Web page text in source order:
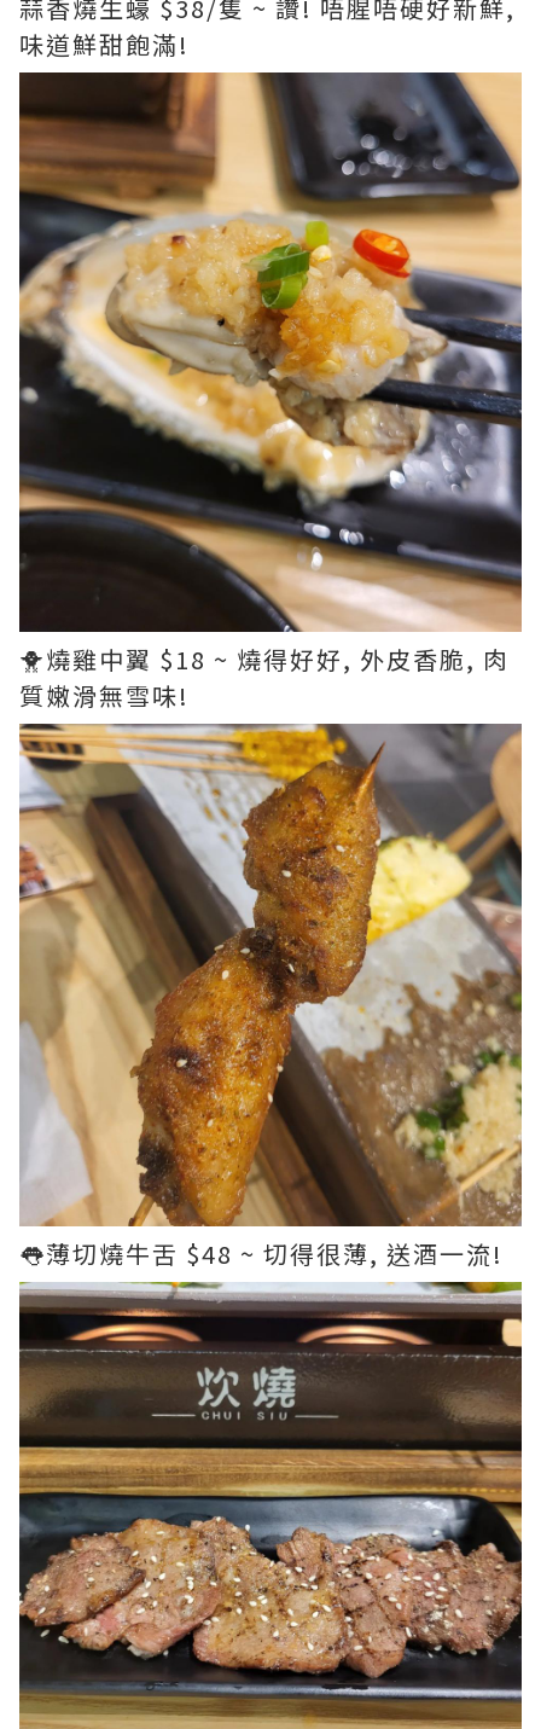
蒜香燒生蠔 $38/隻 ~ 讚! 唔腥唔硬好新鮮,
味道鮮甜飽滿!
🐥燒雞中翼 $18 ~ 燒得好好, 外皮香脆, 肉
質嫩滑無雪味!
👅薄切燒牛舌 $48 ~ 切得很薄, 送酒一流!